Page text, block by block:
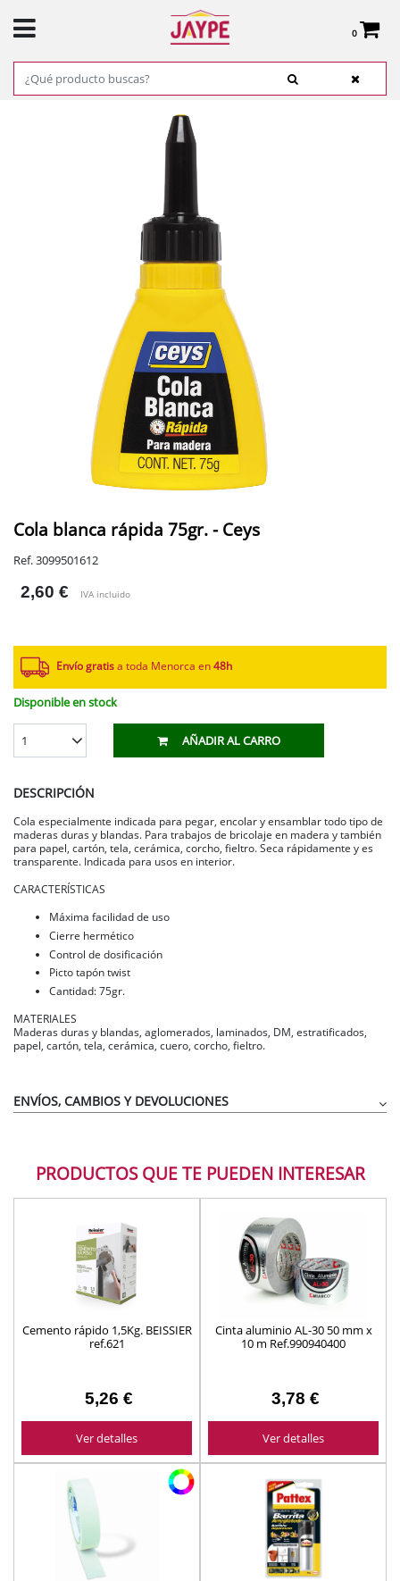
0
Total:
0,00 €
VER CESTA
Cola blanca rápida 75gr. - Ceys
Ref. 3099501612
2,60 € IVA incluido
Envío gratis a toda Menorca en 48h
Disponible en stock
1 AÑADIR AL CARRO
DESCRIPCIÓN
Cola especialmente indicada para pegar, encolar y ensamblar todo tipo de
maderas duras y blandas. Para trabajos de bricolaje en madera y también
para papel, cartón, tela, cerámica, corcho, fieltro. Seca rápidamente y es
transparente. Indicada para usos en interior.
CARACTERÍSTICAS
Máxima facilidad de uso
Cierre hermético
Control de dosificación
Picto tapón twist
Cantidad: 75gr.
MATERIALES
Maderas duras y blandas, aglomerados, laminados, DM, estratificados,
papel, cartón, tela, cerámica, cuero, corcho, fieltro.
ENVÍOS, CAMBIOS Y DEVOLUCIONES
PRODUCTOS QUE TE PUEDEN INTERESAR
Cemento rápido 1,5Kg. BEISSIER
ref.621
5,26 €
Ver detalles
Cinta aluminio AL-30 50 mm x
10 m Ref.990940400
3,78 €
Ver detalles